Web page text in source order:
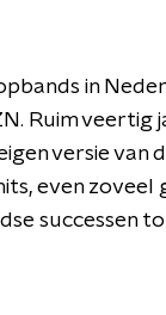
in
Ruim
versie van
even zoveel
successen